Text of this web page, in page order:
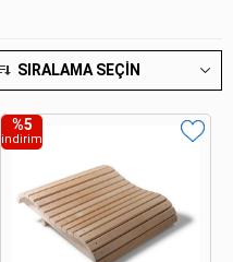
SIRALAMA SEÇIN
%5
indirim